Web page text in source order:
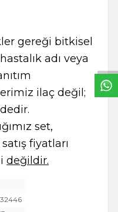
gereği bitkisel
adı veya
ilaç değil;
set,
fiyatları
değildir.